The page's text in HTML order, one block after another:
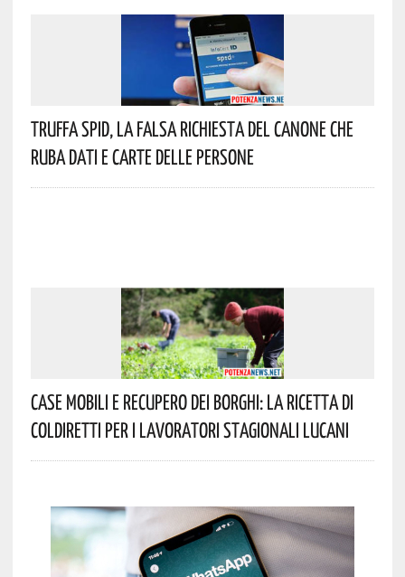
Truffa Spid, La Falsa Richiesta Del Canone Che
Ruba Dati E Carte Delle Persone
Case Mobili E Recupero Dei Borghi: La Ricetta Di
Coldiretti Per I Lavoratori Stagionali Lucani